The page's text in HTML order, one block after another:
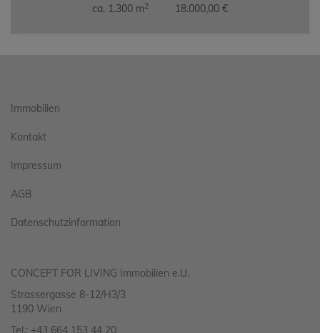
ca. 1.300 m2
18.000,00 €
Immobilien
Kontakt
Impressum
AGB
Datenschutzinformation
CONCEPT FOR LIVING Immobilien e.U.
Strassergasse 8-12/H3/3
1190 Wien